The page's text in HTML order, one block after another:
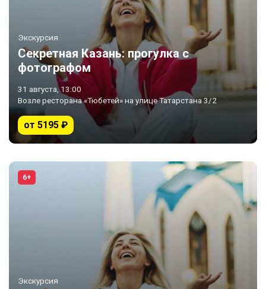
Экскурсия
Секретная Казань: прогулка с
фотографом
31 августа, 13:00
Возле ресторана «Тюбетей» на улице Татарстана 3/2
от 5195 ₽
6+
Экскурсия